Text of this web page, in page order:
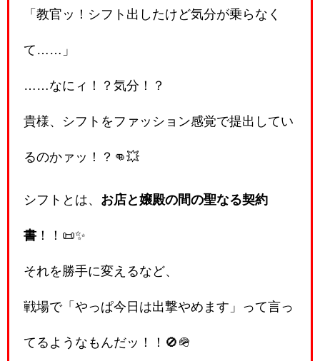
「教官ッ！シフト出したけど気分が乗らなく
て……」
……なにィ！？気分！？
貴様、シフトをファッション感覚で提出してい
るのかァッ！？👊💥
シフトとは、 お店と嬢殿の間の聖なる契約
書 ！！📜✨
それを勝手に変えるなど、
戦場で「やっぱ今日は出撃やめます」って言っ
てるようなもんだッ！！🚫🪖